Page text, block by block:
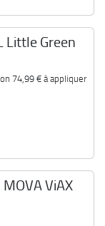
Little Green
74,99 €à appliquer
ViAX